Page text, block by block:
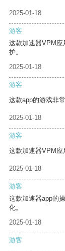
2025-01-18
游客
这款加速器VPM
护。
2025-01-18
游客
这款app的游戏非
2025-01-18
游客
这款加速器VPM应
2025-01-18
游客
这款加速器app的
化。
2025-01-18
游客